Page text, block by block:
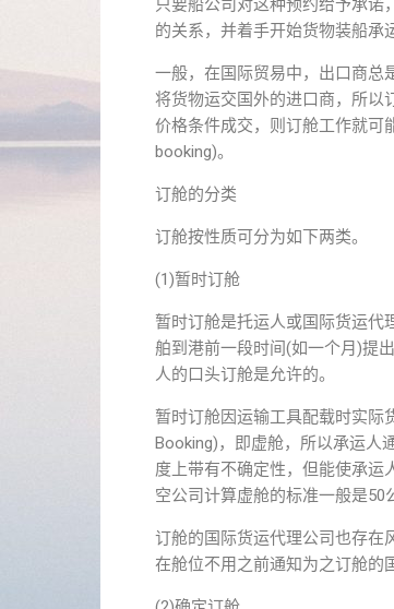
只要船公司对这种预约给予承
的关系，并着手开始货物装船承
一般，在国际贸易中，出口商总
将货物运交国外的进口商，所以
价格条件成交，则订舱工作就可
booking)。
订舱的分类
订舱按性质可分为如下两类。
(1)暂时订舱
暂时订舱是托运人或国际货运代
舶到港前一段时间(如一个月)提
人的口头订舱是允许的。
暂时订舱因运输工具配载时实际
Booking)，即虚舱，所以承运人
度上带有不确定性，但能使承运
空公司计算虚舱的标准一般是50
订舱的国际货运代理公司也存在
在舱位不用之前通知为之订舱的